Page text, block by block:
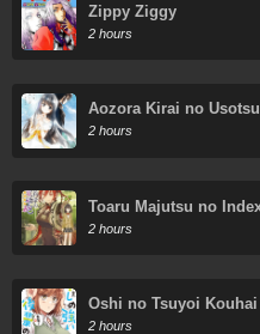
Zippy Ziggy
2 hours
Aozora Kirai no
2 hours
Toaru Majutsu no
no Railgun
2 hours
Oshi no Tsuyoi
2 hours